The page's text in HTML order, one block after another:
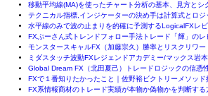
移動平均線(MA)を使ったチャート分析の基本、見方とシ
テクニカル指標,インジケーターの決め手は計算式とロジ
水平線のみで波の止まりを的確に予測するLogicalFXレ
FXぷーさん式トレンドフォロー手法トレード「輝」のレ
モンスタースキャルFX（加藤宗久）勝率とリスクリワー
ミダスタッチ波動FXレジェンドアカデミー/マックス岩
Global Dream FX（北田夏己）トレードロジックの信憑性
FXで１番知りたかったこと｜佐野裕ビクトリーメソッド
FX系情報商材のトレード実績が本物か偽物かを判断する